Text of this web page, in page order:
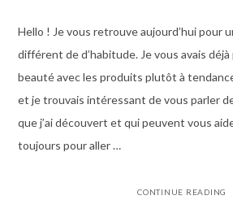
Hello ! Je vous retrouve aujourd’hui pour
différent de d’habitude. Je vous avais
beauté avec les produits plutôt à
et je trouvais intéressant de vous parler
que j’ai découvert et qui peuvent vous
toujours pour aller …
CONTINUE READING